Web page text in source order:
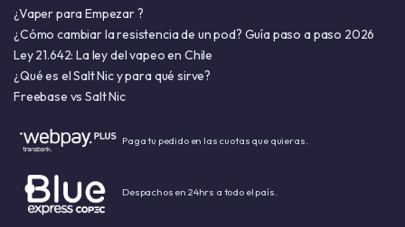
¿Vaper para Empezar ?
¿Cómo cambiar la resistencia de un pod? Guía paso a paso 2026
Ley 21.642: La ley del vapeo en Chile
¿Qué es el Salt Nic y para qué sirve?
Freebase vs Salt Nic
Paga tu pedido en las cuotas que quieras.
Despachos en 24hrs a todo el país.